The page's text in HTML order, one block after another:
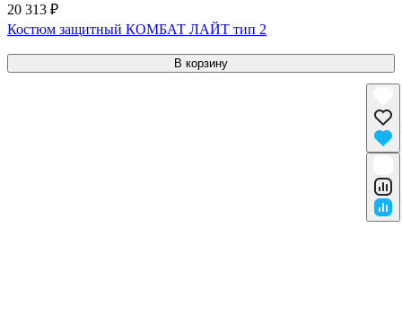
20 313 ₽
Костюм защитный КОМБАТ ЛАЙТ тип 2
В корзину